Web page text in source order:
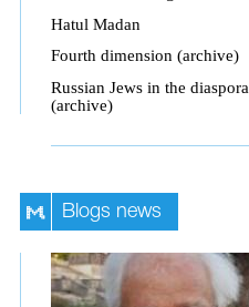
Hatul Madan
Fourth dimension (archive)
Russian Jews in the diaspora
(archive)
Blogs news